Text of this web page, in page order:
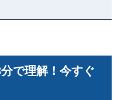
で理解！今すぐ